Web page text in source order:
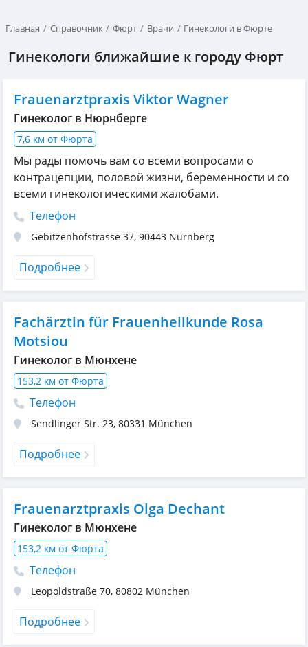
Главная Справочник Фюрт Врачи Гинекологи в Фюрте
Гинекологи ближайшие к городу Фюрт
Frauenarztpraxis Viktor Wagner
Гинеколог в Нюрнберге
7,6 км от Фюрта
Мы рады помочь вам со всеми вопросами о
контрацепции, половой жизни, беременности и со
всеми гинекологическими жалобами.
Телефон
Gebitzenhofstrasse 37, 90443 Nürnberg
Подробнее
Fachärztin für Frauenheilkunde Rosa
Motsiou
Гинеколог в Мюнхене
153,2 км от Фюрта
Телефон
Sendlinger Str. 23, 80331 München
Подробнее
Frauenarztpraxis Olga Dechant
Гинеколог в Мюнхене
153,2 км от Фюрта
Телефон
Leopoldstraße 70, 80802 München
Подробнее